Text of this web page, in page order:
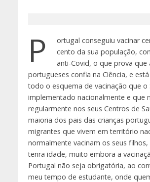
P
ortugal conseguiu vacinar
cento da sua população,
anti-Covid, o que prova que
portugueses confia na Ciência, e
todo o esquema de vacinação que o
implementado nacionalmente e que
regularmente nos seus Centros de
maioria dos pais das crianças
migrantes que vivem em território
normalmente vacinam os seus
tenra idade, muito embora a
Portugal não seja obrigatória, ao
meu tempo de estudante, onde